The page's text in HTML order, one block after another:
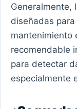
Generalmente,
diseñadas
mantenimiento
recomendable
para detectar
especialmente